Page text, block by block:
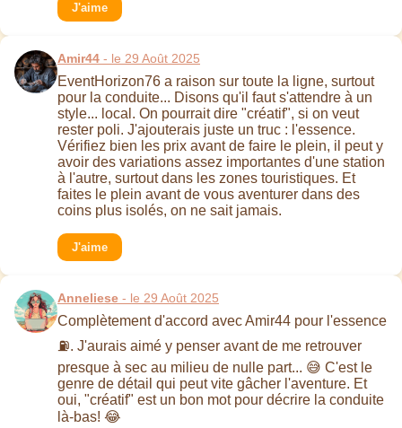
J'aime
Amir44 - le 29 Août 2025
EventHorizon76 a raison sur toute la ligne, surtout
pour la conduite... Disons qu'il faut s'attendre à un
style... local. On pourrait dire "créatif", si on veut
rester poli. J'ajouterais juste un truc : l'essence.
Vérifiez bien les prix avant de faire le plein, il peut y
avoir des variations assez importantes d'une station
à l'autre, surtout dans les zones touristiques. Et
faites le plein avant de vous aventurer dans des
coins plus isolés, on ne sait jamais.
J'aime
Anneliese - le 29 Août 2025
Complètement d'accord avec Amir44 pour l'essence
⛽. J'aurais aimé y penser avant de me retrouver
presque à sec au milieu de nulle part... 😅 C'est le
genre de détail qui peut vite gâcher l'aventure. Et
oui, "créatif" est un bon mot pour décrire la conduite
là-bas! 😂